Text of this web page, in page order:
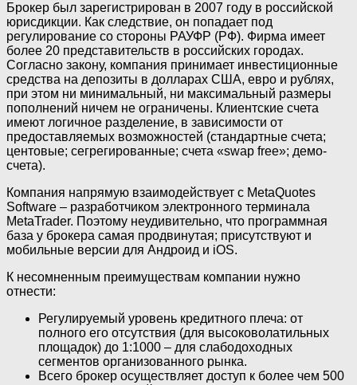
Брокер был зарегистрирован в 2007 году в российской
юрисдикции. Как следствие, он попадает под
регулирование со стороны РАУФР (РФ). Фирма имеет
более 20 представительств в российских городах.
Согласно закону, компания принимает инвестиционные
средства на депозиты в долларах США, евро и рублях,
при этом ни минимальный, ни максимальный размеры
пополнений ничем не ограничены. Клиентские счета
имеют логичное разделение, в зависимости от
предоставляемых возможностей (стандартные счета;
центовые; сегрегированные; счета «swap free»; демо-
счета).
Компания напрямую взаимодействует с MetaQuotes
Software – разработчиком электронного терминала
MetaTrader. Поэтому неудивительно, что программная
база у брокера самая продвинутая; присутствуют и
мобильные версии для Андроид и iOS.
К несомненным преимуществам компании нужно
отнести:
Регулируемый уровень кредитного плеча: от
полного его отсутствия (для высоковолатильных
площадок) до 1:1000 – для слабодоходных
сегментов организованного рынка.
Всего брокер осуществляет доступ к более чем 500